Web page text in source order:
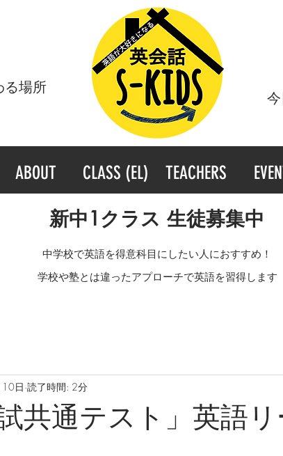
る場所
ABOUT CLASS (EL) TEACHERS
新中1クラス 生徒募集中
中学校で英語を得意科目にしたい人におすすめ！
学校や塾とは違ったアプローチで英語を習得します
共通テスト」英語
日 読了時間: 2分